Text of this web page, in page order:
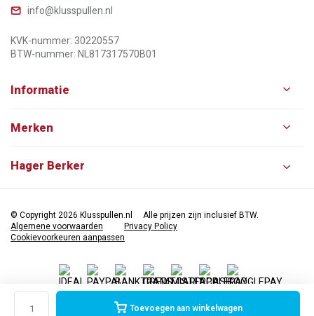
Toevoegen aan winkelwagen
info@klusspullen.nl
KVK-nummer: 30220557
BTW-nummer: NL817317570B01
Informatie
Merken
Hager Berker
© Copyright 2026 Klusspullen.nl
Alle prijzen zijn inclusief BTW.
Algemene voorwaarden
Privacy Policy
Cookievoorkeuren aanpassen